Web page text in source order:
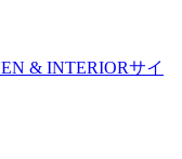
& INTERIORサイ